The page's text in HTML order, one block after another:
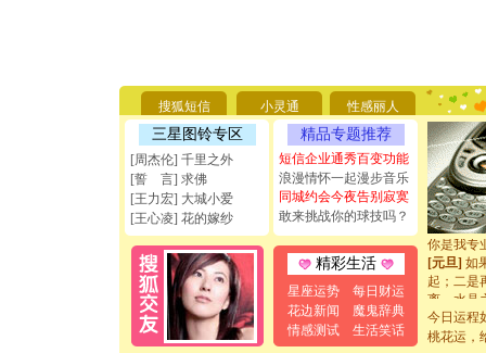
搜狐短信 小灵通 性感丽人
三星图铃专区
[周杰伦] 千里之外
[誓 言] 求佛
[王力宏] 大城小爱
[王心凌] 花的嫁纱
精品专题推荐
短信企业通秀百变功能
浪漫情怀一起漫步音乐
同城约会今夜告别寂寞
敢来挑战你的球技吗？
精彩生活
星座运势
每日财运
花边新闻
魔鬼辞典
情感测试
生活笑话
要平安！
[圣诞节]
能正大光
天都要快
[圣诞节]
如意,快
[元旦]看
断电。爱
你是我专
[元旦]如
起；二是
离。水晶
[元旦]
当
泣，这
卖了。水
今日运程
桃花运，